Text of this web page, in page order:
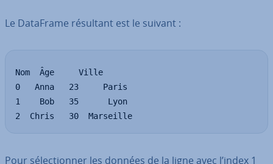
Le DataFrame résultant est le suivant :
Nom  Âge     Ville
0   Anna   23     Paris
1    Bob   35      Lyon
2  Chris   30  Marseille
Pour sé­lec­tion­ner les données de la ligne avec l’index 1